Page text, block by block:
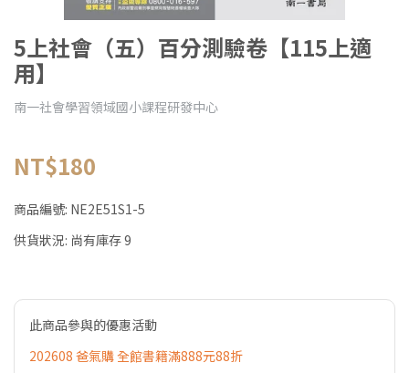
5上社會（五）百分測驗卷【115上適
用】
南一社會學習領域國小課程研發中心
NT$180
商品編號: NE2E51S1-5
供貨狀況: 尚有庫存 9
此商品參與的優惠活動
202608 爸氣購 全館書籍滿888元88折